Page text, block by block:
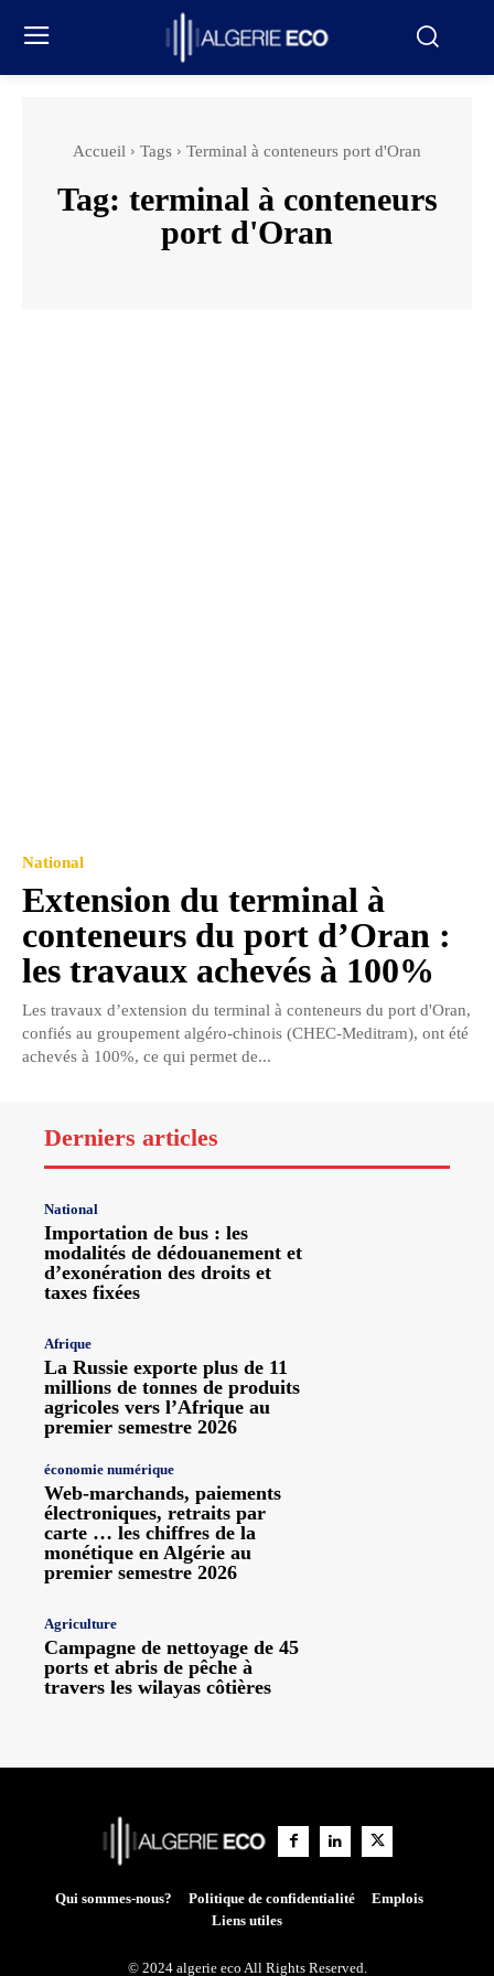
Accueil Tags Terminal à conteneurs port d'Oran
Tag: terminal à conteneurs
port d'Oran
National
Extension du terminal à
conteneurs du port d’Oran :
les travaux achevés à 100%
Les travaux d’extension du terminal à conteneurs du port d'Oran,
confiés au groupement algéro-chinois (CHEC-Meditram), ont été
achevés à 100%, ce qui permet de...
Derniers articles
National
Importation de bus : les
modalités de dédouanement et
d’exonération des droits et
taxes fixées
Afrique
La Russie exporte plus de 11
millions de tonnes de produits
agricoles vers l’Afrique au
premier semestre 2026
économie numérique
Web-marchands, paiements
électroniques, retraits par
carte … les chiffres de la
monétique en Algérie au
premier semestre 2026
Agriculture
Campagne de nettoyage de 45
ports et abris de pêche à
travers les wilayas côtières
Qui sommes-nous? Politique de confidentialité
Emplois
Liens utiles
© 2024 algerie eco All Rights Reserved.